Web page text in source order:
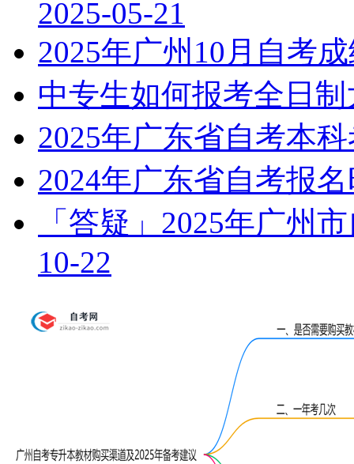
2025-05-21
2025年广州10月自考
中专生如何报考全日
2025年广东省自考本
2024年广东省自考报
「答疑」2025年广州
10-22